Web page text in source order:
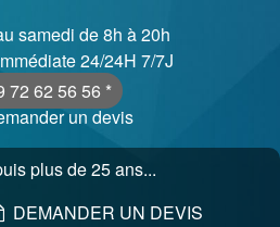
samedi de 8h à 20h
24/24H 7/7J
72 62 56 56 *
un devis
plus de 25 ans...
DEMANDER UN DEVIS